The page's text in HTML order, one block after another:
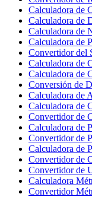
Calculadora de
Calculadora de
Calculadora de
Calculadora de
Convertidor del
Calculadora de
Calculadora de
Conversión de
Calculadora de
Calculadora de
Convertidor de
Calculadora de
Convertidor de
Calculadora de
Convertidor de
Convertidor de
Calculadora
Convertidor